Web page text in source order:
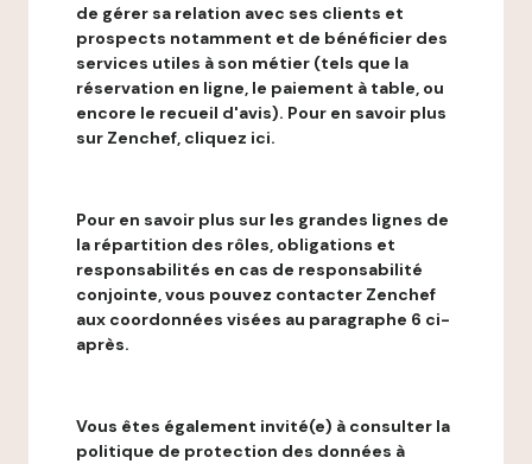
de gérer sa relation avec ses clients et
prospects notamment et de bénéficier des
services utiles à son métier (tels que la
réservation en ligne, le paiement à table, ou
encore le recueil d'avis). Pour en savoir plus
sur Zenchef, cliquez ici.
Pour en savoir plus sur les grandes lignes de
la répartition des rôles, obligations et
responsabilités en cas de responsabilité
conjointe, vous pouvez contacter Zenchef
aux coordonnées visées au paragraphe 6 ci-
après.
Vous êtes également invité(e) à consulter la
politique de protection des données à